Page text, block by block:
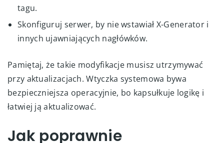
tagu.
Skonfiguruj serwer, by nie wstawiał X-Generator i
innych ujawniających nagłówków.
Pamiętaj, że takie modyfikacje musisz utrzymywać
przy aktualizacjach. Wtyczka systemowa bywa
bezpieczniejsza operacyjnie, bo kapsułkuje logikę i
łatwiej ją aktualizować.
Jak poprawnie